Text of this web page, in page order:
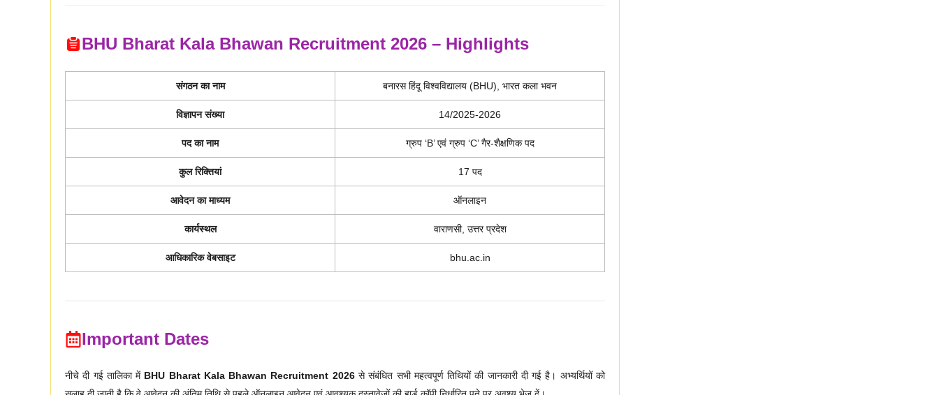
BHU Bharat Kala Bhawan Recruitment 2026 – Highlights
संगठन का नाम बनारस हिंदू विश्वविद्यालय (BHU), भारत कला भवन
विज्ञापन संख्या 14/2025-2026
पद का नाम ग्रुप ‘B’ एवं ग्रुप ‘C’ गैर-शैक्षणिक पद
कुल रिक्तियां 17 पद
आवेदन का माध्यम ऑनलाइन
कार्यस्थल वाराणसी, उत्तर प्रदेश
आधिकारिक वेबसाइट bhu.ac.in
Important Dates
नीचे दी गई तालिका में BHU Bharat Kala Bhawan Recruitment 2026से संबंधित सभी महत्वपूर्ण तिथियों की जानकारी दी गई है। अभ्यर्थियों को